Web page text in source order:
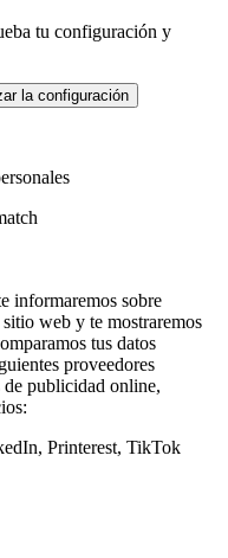
tu configuración y
la configuración
informaremos sobre
web y te mostraremos
tus datos
proveedores
de publicidad online,
Printerest, TikTok